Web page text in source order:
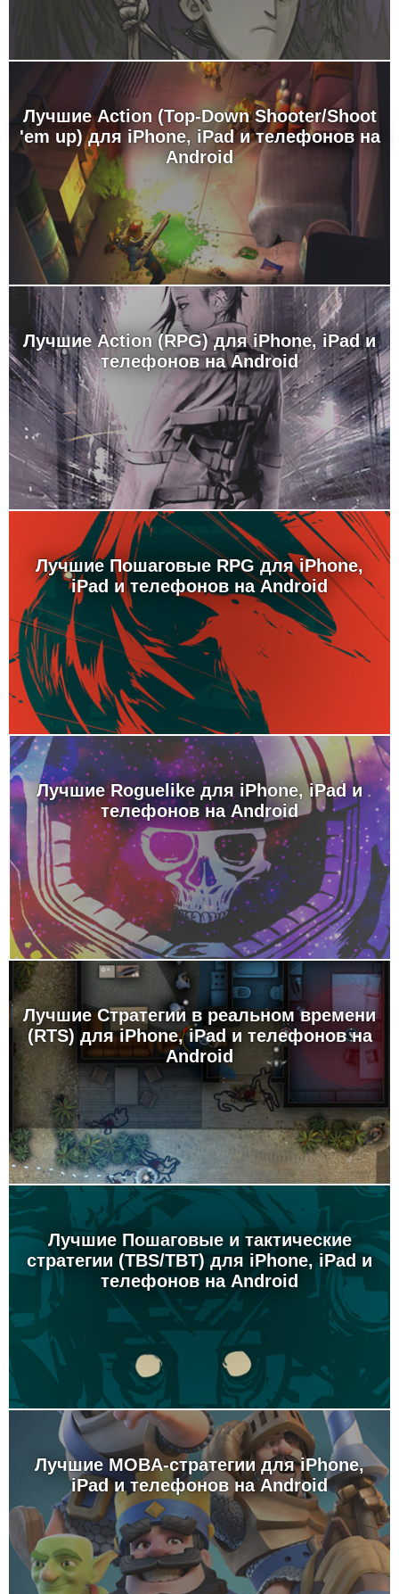
Лучшие Action (Top-Down Shooter/Shoot
'em up) для iPhone, iPad и телефонов на
Android
Лучшие Action (RPG) для iPhone, iPad и
телефонов на Android
Лучшие Пошаговые RPG для iPhone,
iPad и телефонов на Android
Лучшие Roguelike для iPhone, iPad и
телефонов на Android
Лучшие Стратегии в реальном времени
(RTS) для iPhone, iPad и телефонов на
Android
Лучшие Пошаговые и тактические
стратегии (TBS/TBT) для iPhone, iPad и
телефонов на Android
Лучшие MOBA-стратегии для iPhone,
iPad и телефонов на Android